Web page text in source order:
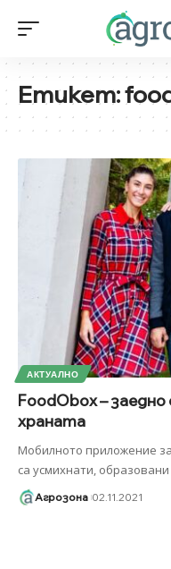
Етикет:
АКТУАЛНО
FoodObox –
храната
Мобилното приложение
са усмихнати, образовани
Агрозона 02.11.2021